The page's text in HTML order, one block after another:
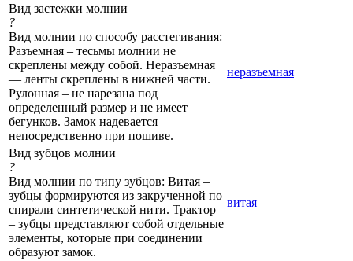
Вид застежки молнии
?
Вид молнии по способу расстегивания:
Разъемная – тесьмы молнии не
скреплены между собой. Неразъемная
— ленты скреплены в нижней части.
Рулонная – не нарезана под
определенный размер и не имеет
бегунков. Замок надевается
непосредственно при пошиве.
неразъемная
Вид зубцов молнии
?
Вид молнии по типу зубцов: Витая –
зубцы формируются из закрученной по
спирали синтетической нити. Трактор
– зубцы представляют собой отдельные
элементы, которые при соединении
образуют замок.
витая